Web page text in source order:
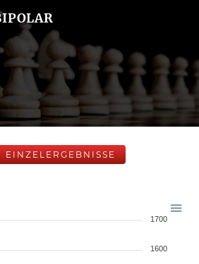
EINZELERGEBNISSE
1700
1600